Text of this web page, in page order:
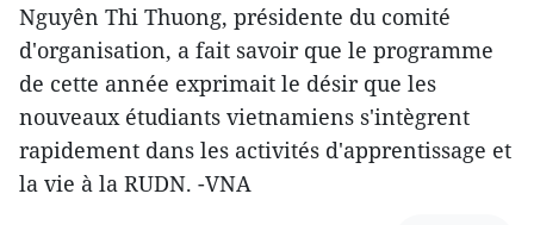
Nguyên Thi Thuong, présidente du comité
d'organisation, a fait savoir que le programme
de cette année exprimait le désir que les
nouveaux étudiants vietnamiens s'intègrent
rapidement dans les activités d'apprentissage et
la vie à la RUDN. -VNA